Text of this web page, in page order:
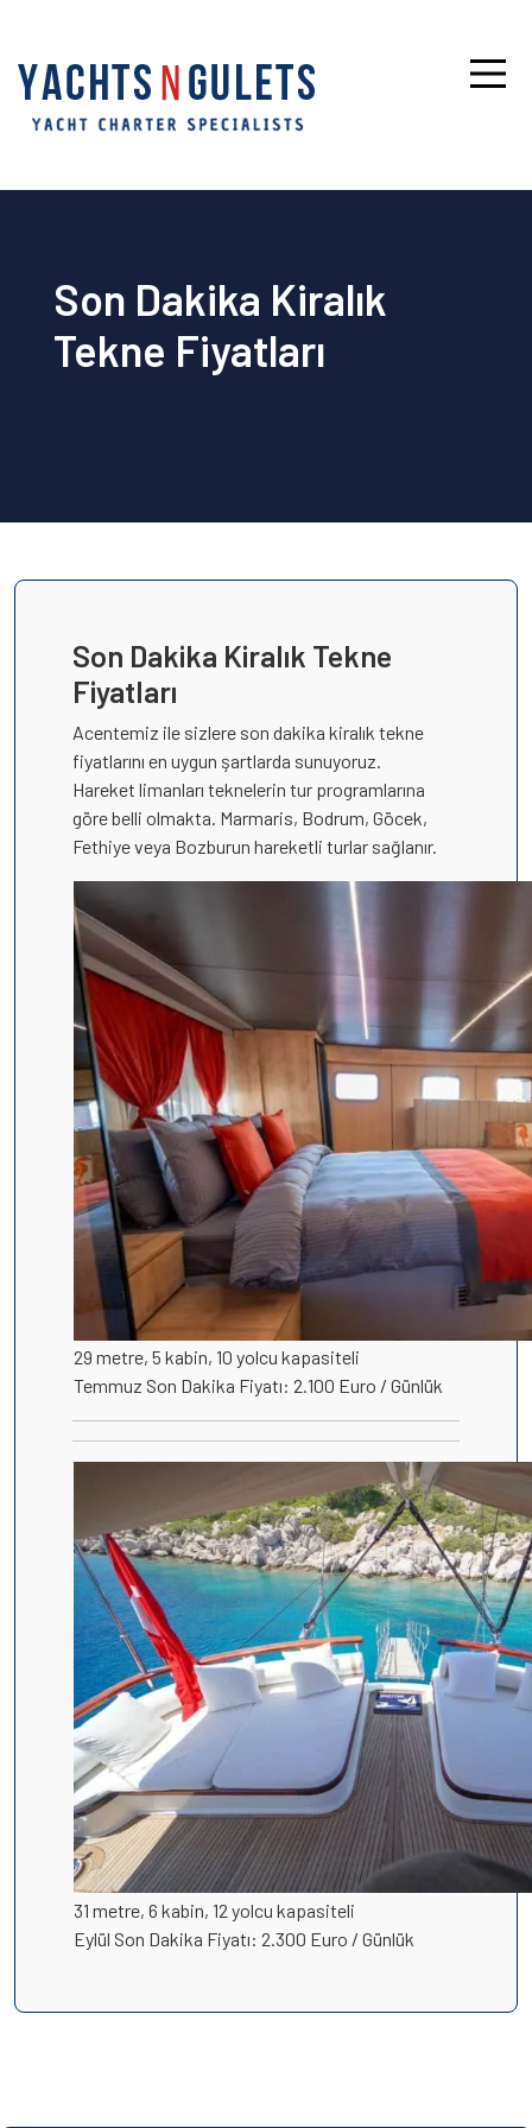
Son Dakika Kiralık
Tekne Fiyatları
Son Dakika Kiralık Tekne
Fiyatları
Acentemiz ile sizlere son dakika kiralık tekne
fiyatlarını en uygun şartlarda sunuyoruz.
Hareket limanları teknelerin tur programlarına
göre belli olmakta. Marmaris, Bodrum, Göcek,
Fethiye veya Bozburun hareketli turlar sağlanır.
29 metre, 5 kabin, 10 yolcu kapasiteli
Temmuz Son Dakika Fiyatı: 2.100 Euro / Günlük
31 metre, 6 kabin, 12 yolcu kapasiteli
Eylül Son Dakika Fiyatı: 2.300 Euro / Günlük